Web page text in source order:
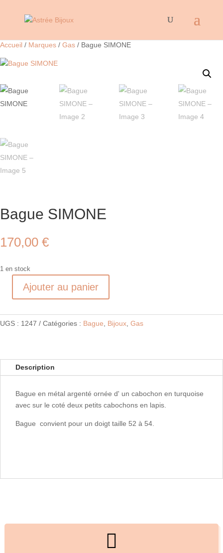
Accueil / Marques / Gas / Bague SIMONE
Bague SIMONE
170,00 €
1 en stock
quantité
Bague
SIMONE
Ajouter au panier
UGS : 1247 Catégories : Bague Bijoux Gas
Description
Bague en métal argenté ornée d' un cabochon en turquoise
avec sur le coté deux petits cabochons en lapis.
Bague convient pour un doigt taille 52 à 54.
